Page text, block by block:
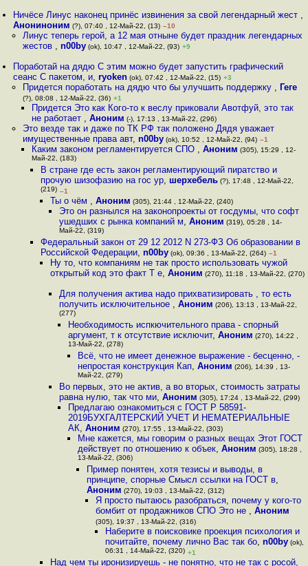
Ничёсе Линус наконец принёс извинения за свой легендарный жест ,
Анониноним (?), 07:40 , 12-Май-22, (13) –10
Линус теперь герой, а 12 мая отныне будет праздник легендарных
жестов , n00by(ok), 10:47 , 12-Май-22, (93) +9
Поработай на дядю С этим можно будет запустить графический
сеанс С пакетом, и,ryoken (ok), 07:42 , 12-Май-22, (15) +3
Придется поработать на дядю что бы улучшить поддержку , Геге
(?), 08:08 , 12-Май-22, (36) +1
Придется Это как Кого-то к веслу приковали Авотфуй, это так
не работает , Аноним (-), 17:13 , 13-Май-22, (296)
Это везде так и даже по ТК РФ так положено Дядя уважает
имущественные права авт, n00by(ok), 10:52 , 12-Май-22, (94) –1
Каким законом регламентируется СПО , Аноним (305), 15:29 , 12-
Май-22, (183)
В стране где есть закон регламентирующий пиратство и
прочую шизофазию на гос ур, шерхебель (?), 17:48 , 12-Май-22,
(219) –1
Ты о чём , Аноним (305), 21:44 , 12-Май-22, (240)
Это он разнылся на законопроекты от госдумы, что софт
ушедших с рынка компаний м, Аноним (319), 05:28 , 14-
Май-22, (319)
Федеральный закон от 29 12 2012 N 273-ФЗ Об образовании в
Российской Федерации,n00by (ok), 09:36 , 13-Май-22, (264) –1
Ну то, что компаниям не так просто использовать чужой
открытый код это факт Т е, Аноним (270), 11:18 , 13-Май-22, (270)
Для получения актива надо прихватизировать , то есть
получить исключительное , Аноним (206), 13:13 , 13-Май-22,
(277)
Необходимость испкючительного права - спорный
аргумент, т к отсутствие исключит,Аноним (270), 14:22 ,
13-Май-22, (278)
Всё, что не имеет денежное выражение - бесценно, -
непростая конструкция Кап, Аноним (206), 14:39 , 13-
Май-22, (279)
Во первых, это не актив, а во вторых, стоимость затраты
равна нулю, так что ми, Аноним (305), 17:24 , 13-Май-22, (299)
Предлагаю ознакомиться с ГОСТ Р 58591-
2019БУХГАЛТЕРСКИЙ УЧЕТ И НЕМАТЕРИАЛЬНЫЕ
АК,Аноним (270), 17:55 , 13-Май-22, (303)
Мне кажется, мы говорим о разных вещах Этот ГОСТ
действует по отношению к объек, Аноним (305), 18:28 ,
13-Май-22, (306)
Пример понятен, хотя тезисы и выводы, в
принципе, спорные Смысл ссылки на ГОСТ в,
Аноним (270), 19:03 , 13-Май-22, (312)
Я просто пытаюсь разобраться, почему у кого-то
бомбит от продажников СПО Это не ,Аноним
(305), 19:37 , 13-Май-22, (316)
Наберите в поисковике проекция психология и
почитайте, почему лично Вас так бо, n00by(ok),
06:31 , 14-Май-22, (320) +1
Над чем ты иронизируешь - не понятно, что не так с росой,